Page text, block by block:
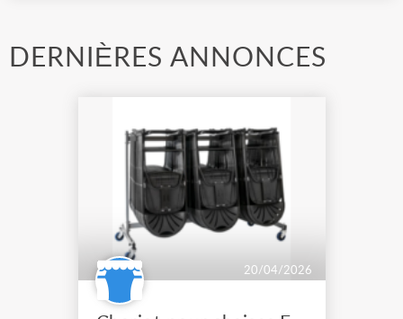
DERNIÈRES ANNONCES
20/04/2026